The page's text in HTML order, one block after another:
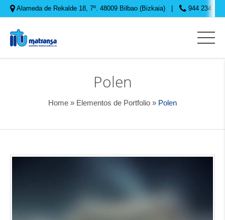
Alameda de Rekalde 18, 7º. 48009 Bilbao (Bizkaia) 944 234 645
Polen
Home » Elementos de Portfolio » Polen